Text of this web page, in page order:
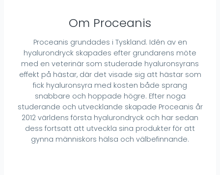
Om Proceanis
Proceanis grundades i Tyskland. Idén av en
hyalurondryck skapades efter grundarens möte
med en veterinär som studerade hyaluronsyrans
effekt på hästar, där det visade sig att hästar som
fick hyaluronsyra med kosten både sprang
snabbare och hoppade högre. Efter noga
studerande och utvecklande skapade Proceanis år
2012 världens första hyalurondryck och har sedan
dess fortsatt att utveckla sina produkter för att
gynna människors hälsa och välbefinnande.